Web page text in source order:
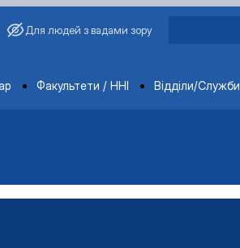
Для людей з вадами зору
Факультети / ННІ Відділи/Служби